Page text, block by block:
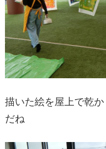
描いた絵を屋上で乾
だね